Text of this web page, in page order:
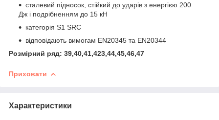
сталевий підносок, стійкий до ударів з енергією 200
Дж і подрібненням до 15 кН
категорія S1 SRC
відповідають вимогам EN20345 та EN20344
Розмірний ряд: 39,40,41,423,44,45,46,47
Приховати
Характеристики